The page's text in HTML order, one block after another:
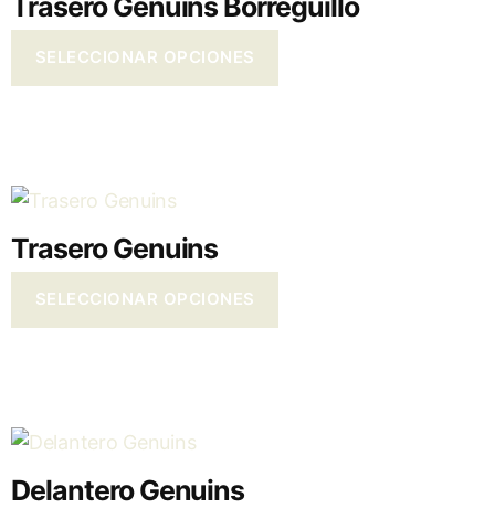
SELECCIONAR OPCIONES
Trasero Genuins
SELECCIONAR OPCIONES
Delantero Genuins